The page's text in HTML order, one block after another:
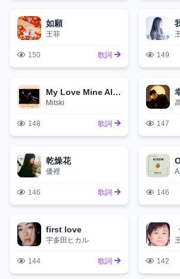
如願
王菲
150 歌詞 149
My Love Mine All Mine
Mitski
148 歌詞 147
乾燥花
優裡
146 歌詞 146
first love
宇多田ヒカル
144 歌詞 142